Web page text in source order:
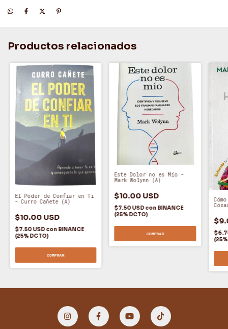
Productos relacionados
El Poder de Confiar en Ti
- Curro Cañete (A)
$10.00 USD
$7.50 USDcon BINANCE
(25% DCTO)
COMPRAR
Este Dolor no es Mío -
Mark Wolynn (A)
$10.00 USD
$7.50 USDcon BINANCE
(25% DCTO)
COMPRAR